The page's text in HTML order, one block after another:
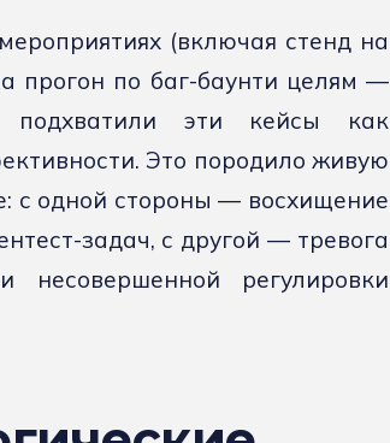
(включая стенд на
прогон по баг-баунти целям —
эти кейсы как
Это породило живую
с одной стороны — восхищение
задач, с другой — тревога
несовершенной регулировки